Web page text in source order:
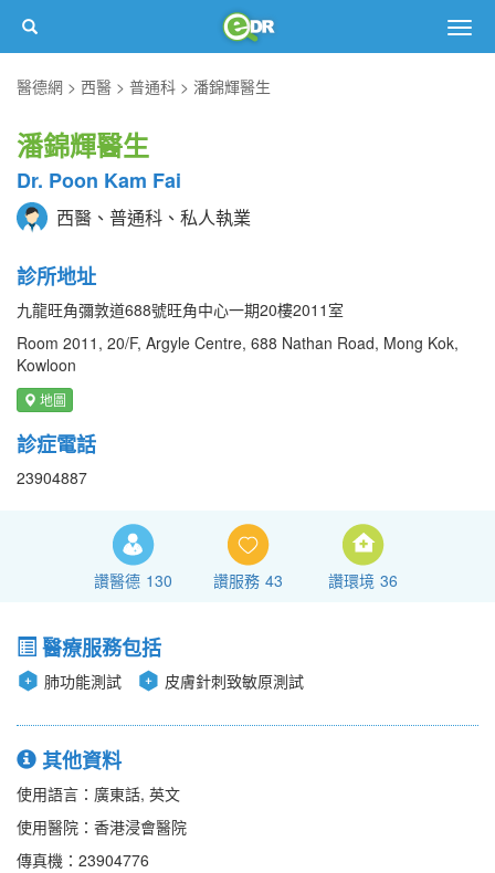
醫德網
西醫 普通科 潘錦輝醫生
潘錦輝醫生
Dr. Poon Kam Fai
西醫、普通科、私人執業
診所地址
九龍旺角彌敦道688號旺角中心一期20樓2011室
Room 2011, 20/F, Argyle Centre, 688 Nathan Road, Mong Kok,
Kowloon
地圖
診症電話
23904887
讚醫德 130 讚服務 43 讚環境 36
醫療服務包括
肺功能測試 皮膚針刺致敏原測試
其他資料
使用語言：廣東話, 英文
使用醫院：香港浸會醫院
傳真機：23904776